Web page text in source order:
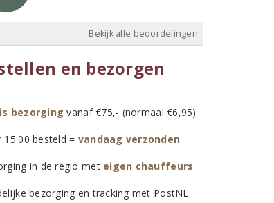
Bekijk alle beoordelingen
en bezorgen
bezorging vanaf €75,- (normaal €6,95)
15:00 besteld = vandaag verzonden
in de regio met eigen chauffeurs
bezorging en tracking met PostNL